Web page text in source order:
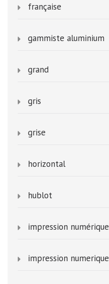
française
gammiste aluminium
grand
gris
grise
horizontal
hublot
impression numérique
impression numerique